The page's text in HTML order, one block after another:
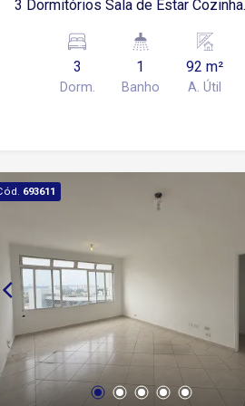
3 Dormitórios Sala de Estar Cozinha
empregado e Banheiro Ótima
Localização
3
Dorm.
1
Banho
92 m²
A. Útil
693611